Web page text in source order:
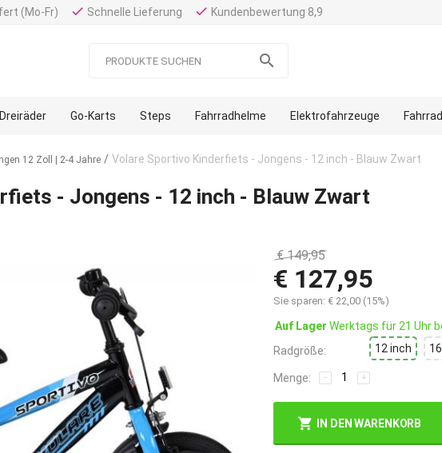
(Mo-Fr) done Schnelle Lieferung done Kundenbewertung 8,9

Dreiräder Go-Karts Steps Fahrradhelme Elektrofahrzeuge
12 Zoll | 2-4 Jahre / Volare Sportivo Kinderfiets - Jongens - 12 inch - Blauw Zwart
- Jongens - 12 inch - Blauw Zwart
€149,95
€ 127,95
Sie sparen:€ 22,00 (15%)
Auf Lager Werktags für 21 Uhr
Radgröße:
12 inch
Menge: +
−
IN DEN WARENKORB